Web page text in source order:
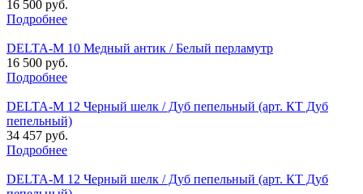
16 500 руб.
Подробнее
DELTA-M 10 Медный антик / Белый перламутр
16 500 руб.
Подробнее
DELTA-M 12 Черный шелк / Дуб пепельный (арт. КТ Дуб
пепельный)
34 457 руб.
Подробнее
DELTA-M 12 Черный шелк / Дуб пепельный (арт. КТ Дуб